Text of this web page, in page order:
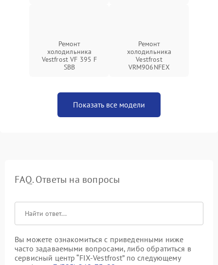
Ремонт
холодильника
Vestfrost VF 395 F
SBB
Ремонт
холодильника
Vestfrost
VRM906NFEX
Показать все модели
FAQ. Ответы на вопросы
Вы можете ознакомиться с приведенными ниже
часто задаваемыми вопросами, либо обратиться в
сервисный центр “FIX-Vestfrost” по следующему